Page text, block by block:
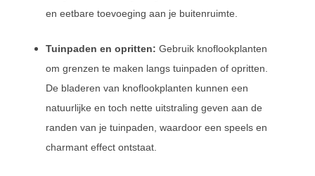
en eetbare toevoeging aan je buitenruimte.
Tuinpaden en opritten: Gebruik knoflookplanten
om grenzen te maken langs tuinpaden of opritten.
De bladeren van knoflookplanten kunnen een
natuurlijke en toch nette uitstraling geven aan de
randen van je tuinpaden, waardoor een speels en
charmant effect ontstaat.